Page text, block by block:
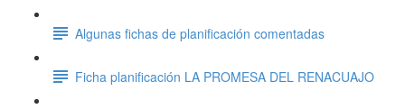
Algunas fichas de planificación comentadas
Ficha planificación LA PROMESA DEL RENACUAJO